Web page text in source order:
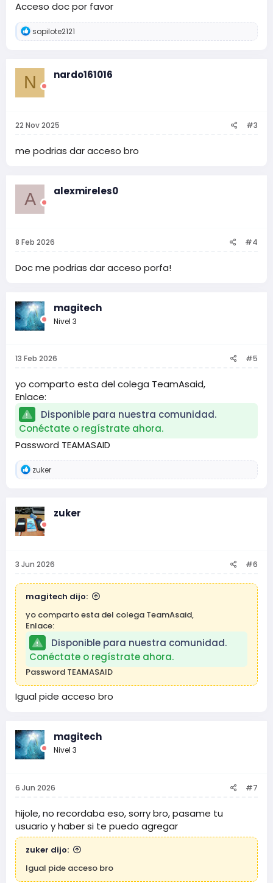
Acceso doc por favor
R
e
c
o
n
:
sopilote2121
N nardo161016
22 Nov 2025 #3
me podrias dar acceso bro
A alexmireles0
8 Feb 2026 #4
Doc me podrias dar acceso porfa!
magitech
Nivel 3
13 Feb 2026 #5
yo comparto esta del colega TeamAsaid,
Enlace:
Disponible para nuestra comunidad.
Conéctate o regístrate ahora.
Password TEAMASAID
R
e
c
i
o
n
:
zuker
zuker
3 Jun 2026 #6
magitech dijo:
yo comparto esta del colega TeamAsaid,
Enlace:
Disponible para nuestra comunidad.
Conéctate o regístrate ahora.
Password TEAMASAID
Igual pide acceso bro
magitech
Nivel 3
6 Jun 2026 #7
hijole, no recordaba eso, sorry bro, pasame tu
usuario y haber si te puedo agregar
zuker dijo:
Igual pide acceso bro